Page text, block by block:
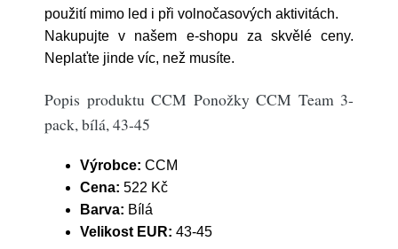
použití mimo led i při volnočasových aktivitách.
Nakupujte v našem e-shopu za skvělé ceny.
Neplaťte jinde víc, než musíte.
Popis produktu CCM Ponožky CCM Team 3-
pack, bílá, 43-45
Výrobce: CCM
Cena: 522 Kč
Barva: Bílá
Velikost EUR: 43-45